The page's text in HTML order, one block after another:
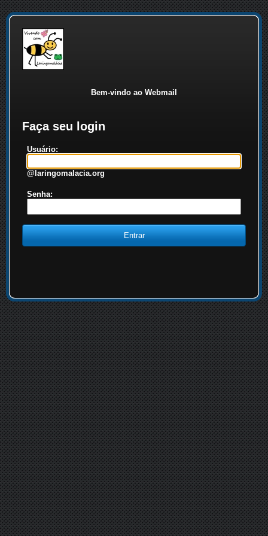
Bem-vindo ao Webmail
Faça seu login
Usuário:
@laringomalacia.org
Senha: